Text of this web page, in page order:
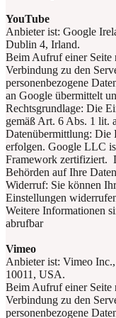
YouTube
Anbieter ist: Google
Dublin 4, Irland.
Beim Aufruf einer Seite
Verbindung zu den
personenbezogene
an Google übermittelt
Rechtsgrundlage: Die
gemäß Art. 6 Abs. 1 lit.
Datenübermittlung: Die
erfolgen. Google LLC
Framework zertifiziert.
Behörden auf Ihre
Widerruf: Sie können
Einstellungen
Weitere Informationen
abrufbar
Vimeo
Anbieter ist: Vimeo
10011, USA.
Beim Aufruf einer Seite
Verbindung zu den
personenbezogene